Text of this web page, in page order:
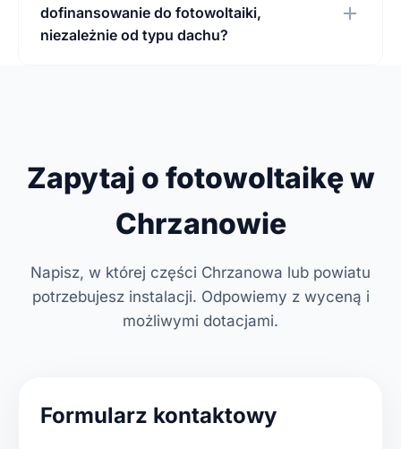
dofinansowanie do fotowoltaiki,
niezależnie od typu dachu?
Zapytaj o fotowoltaikę w
Chrzanowie
Napisz, w której części Chrzanowa lub powiatu
potrzebujesz instalacji. Odpowiemy z wyceną i
możliwymi dotacjami.
Formularz kontaktowy